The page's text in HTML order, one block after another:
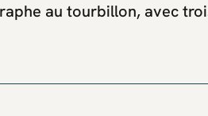
au tourbillon, avec